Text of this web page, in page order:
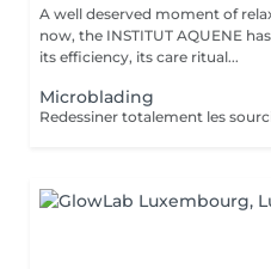
A well deserved moment of
now, the INSTITUT AQUENE
its efficiency, its care ritual...
Microblading